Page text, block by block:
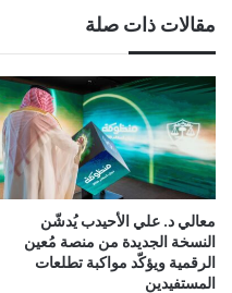
مقالات ذات صلة
معالي د. علي الأحيدب يُدشّن
النسخة الجديدة من منصة مُعين
الرقمية ويؤكّد مواكبة تطلعات
المستفيدين